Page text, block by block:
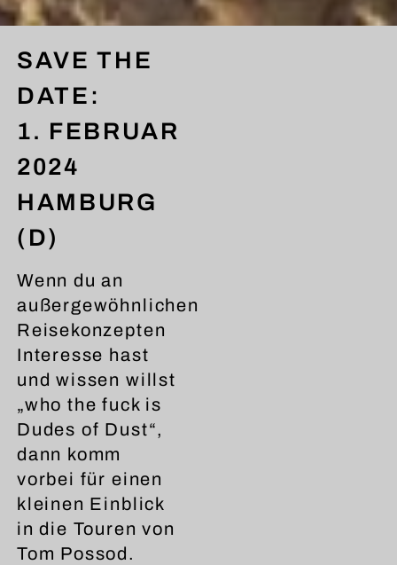
SAVE THE
DATE:
1. FEBRUAR
2024
HAMBURG
(D)
Wenn du an
außergewöhnlichen
Reisekonzepten
Interesse hast
und wissen willst
„who the fuck is
Dudes of Dust“,
dann komm
vorbei für einen
kleinen Einblick
in die Touren von
Tom Possod.